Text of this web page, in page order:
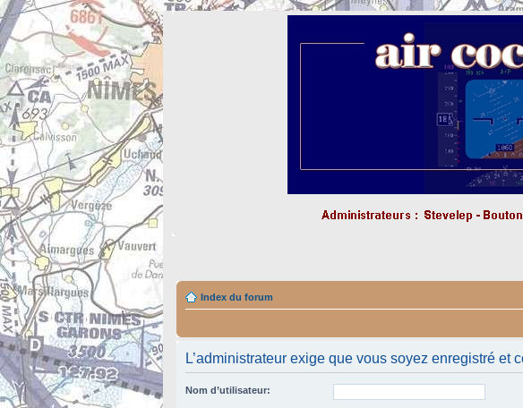
Index du forum
L’administrateur exige que vous soyez enregistré et
Nom d’utilisateur: